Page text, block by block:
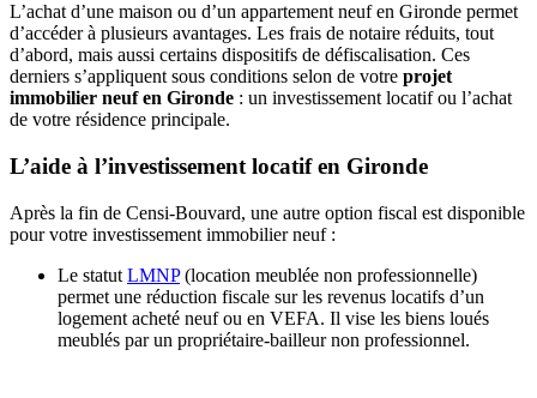
L’achat d’une maison ou d’un appartement neuf en Gironde permet
d’accéder à plusieurs avantages. Les frais de notaire réduits, tout
d’abord, mais aussi certains dispositifs de défiscalisation. Ces
derniers s’appliquent sous conditions selon de votre projet
immobilier neuf en Gironde : un investissement locatif ou l’achat
de votre résidence principale.
L’aide à l’investissement locatif en Gironde
Après la fin de Censi-Bouvard, une autre option fiscal est disponible
pour votre investissement immobilier neuf :
Le statut LMNP(location meublée non professionnelle)
permet une réduction fiscale sur les revenus locatifs d’un
logement acheté neuf ou en VEFA. Il vise les biens loués
meublés par un propriétaire-bailleur non professionnel.